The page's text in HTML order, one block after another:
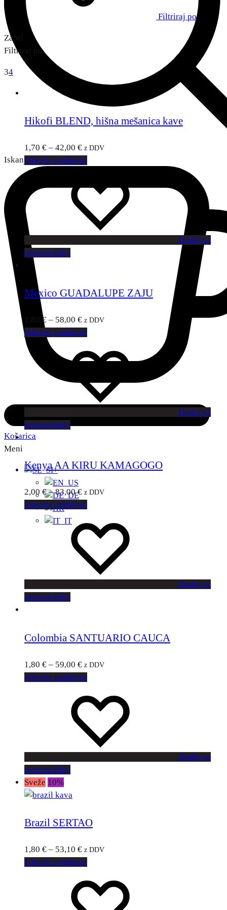
Iskanje
Košarica
Meni
+
Filtriraj po
Zapri
Filtriraj po
34
Hikofi BLEND, hišna mešanica kave
1,70 € – 42,00 € z DDV
Izberite možnosti
Dodaj na
seznam želja
Mexico GUADALUPE ZAJU
1,80 € – 58,00 € z DDV
Izberite možnosti
Dodaj na
seznam želja
Kenya AA KIRU KAMAGOGO
2,00 €–83,00€ z DDV
Izberite možnosti
Dodaj na
seznam želja
Colombia SANTUARIO CAUCA
1,80 € – 59,00 € z DDV
Izberite možnosti
Dodaj na
seznam želja
Sveže 10%
Brazil SERTAO
1,80 € – 53,10 € z DDV
Izberite možnosti